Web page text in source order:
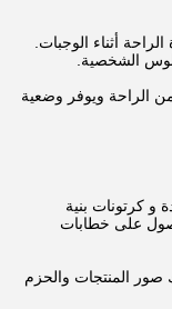
أثناء الوجبات.
الشخصية.
الراحة ويوفر وضعية
و كرتونات بنية
على خطابات